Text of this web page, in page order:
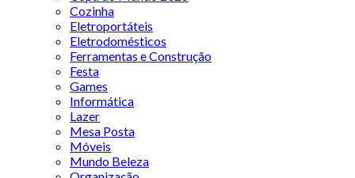
Cozinha
Eletroportáteis
Eletrodomésticos
Ferramentas e Construção
Festa
Games
Informática
Lazer
Mesa Posta
Móveis
Mundo Beleza